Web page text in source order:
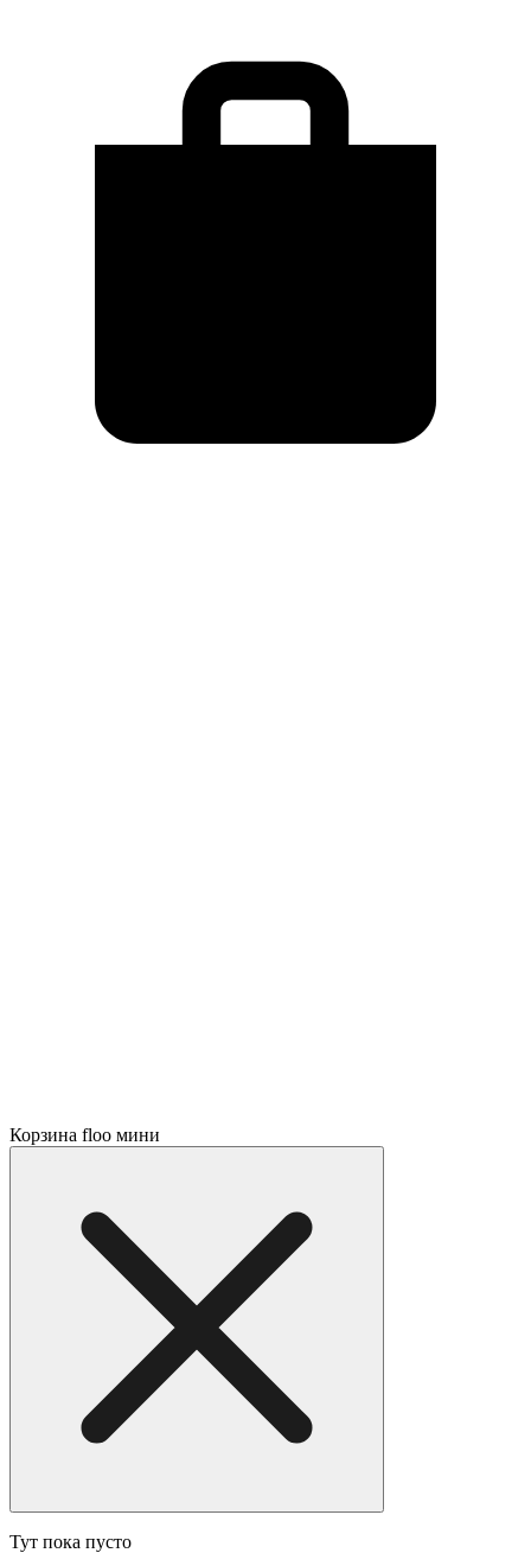
Корзина floo мини
Тут пока пусто